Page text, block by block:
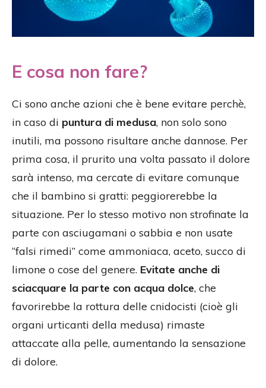
E cosa non fare?
Ci sono anche azioni che è bene evitare perchè,
in caso di puntura di medusa, non solo sono
inutili, ma possono risultare anche dannose. Per
prima cosa, il prurito una volta passato il dolore
sarà intenso, ma cercate di evitare comunque
che il bambino si gratti: peggiorerebbe la
situazione. Per lo stesso motivo non strofinate la
parte con asciugamani o sabbia e non usate
“falsi rimedi” come ammoniaca, aceto, succo di
limone o cose del genere. Evitate anche di
sciacquare la parte con acqua dolce, che
favorirebbe la rottura delle cnidocisti (cioè gli
organi urticanti della medusa) rimaste
attaccate alla pelle, aumentando la sensazione
di dolore.